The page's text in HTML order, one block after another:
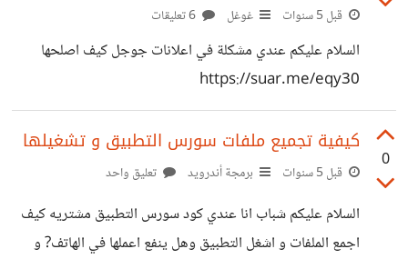
قبل 5 سنوات غوغل
السلام عليكم عندي مشكلة في اعلانات جوجل كيف اصلحها
https://suar.me/eqy30
0
كيفية تجميع ملفات سورس التطبيق و تشغيلها
قبل 5 سنوات برمجة أندرويد تعليق واحد
السلام عليكم شباب انا عندي كود سورس التطبيق مشتريه كيف
اجمع الملفات و اشغل التطبيق وهل ينفع اعملها في الهاتف? و